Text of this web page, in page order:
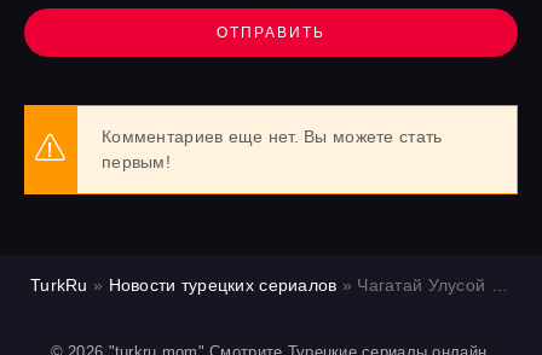
ОТПРАВИТЬ
Комментариев еще нет. Вы можете стать
первым!
TurkRu » Новости турецких сериалов » Чагатай Улусой проведёт перерыв между сезонами сериала «Мечта Эшрефа» на съёмочной площадке нового фильма.